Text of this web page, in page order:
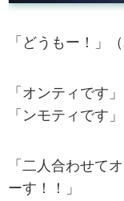
「どうもー！」
「オンティです」
「ンモティです」
「二人合わせて
ーす！！」